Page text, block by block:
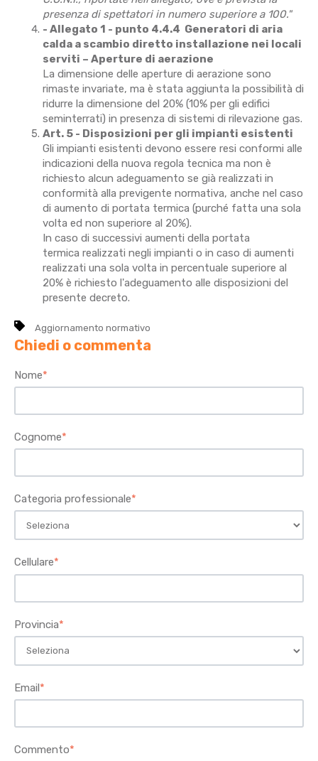
presenza di spettatori in numero superiore a 100."
- Allegato 1 - punto 4.4.4 Generatori di aria
calda a scambio diretto installazione nei locali
serviti – Aperture di aerazione
La dimensione delle aperture di aerazione sono
rimaste invariate, ma è stata aggiunta la possibilità di
ridurre la dimensione del 20% (10% per gli edifici
seminterrati) in presenza di sistemi di rilevazione gas.
Art. 5 - Disposizioni per gli impianti esistenti
Gli impianti esistenti devono essere resi conformi alle
indicazioni della nuova regola tecnica ma non è
richiesto alcun adeguamento se già realizzati in
conformità alla previgente normativa, anche nel caso
di aumento di portata termica (purché fatta una sola
volta ed non superiore al 20%).
In caso di successivi aumenti della portata
termica realizzati negli impianti o in caso di aumenti
realizzati una sola volta in percentuale superiore al
20% è richiesto l'adeguamento alle disposizioni del
presente decreto.
Aggiornamento normativo
Chiedi o commenta
Nome*
Cognome*
Categoria professionale*
Cellulare*
Provincia*
Email*
Commento*